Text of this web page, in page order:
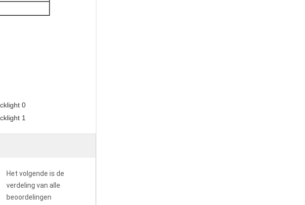
Het volgende is de
verdeling van alle
beoordelingen